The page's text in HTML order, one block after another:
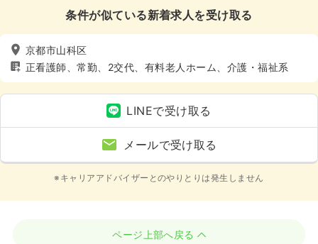
条件が似ている新着求人を受け取る
京都市山科区
正看護師、常勤、2交代、有料老人ホーム、介護・福祉系
LINEで受け取る
メールで受け取る
※キャリアアドバイザーとのやりとりは発生しません
ページ上部へ戻る